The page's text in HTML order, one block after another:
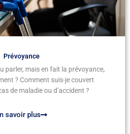
Prévoyance
parler, mais en fait la prévoyance,
? Comment suis-je couvert
de maladie ou d’accident ?
savoir plus